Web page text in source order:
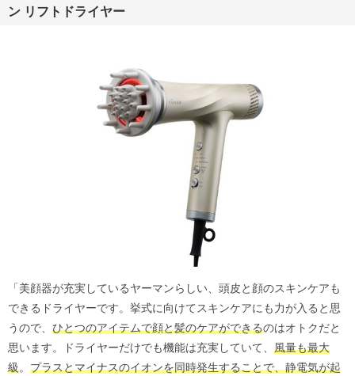
ン リフトドライヤー
「美顔器が充実しているヤーマンらしい、頭皮と顔のスキンケアも
できるドライヤーです。挙式に向けてスキンケアにも力が入ると思
うので、 ひとつのアイテムで顔と髪のケアができるのはオトクだと
思います。ドライヤーだけでも機能は充実していて、 風量も最大
級。 プラスとマイナスのイオンを同時発生することで、静電気が起